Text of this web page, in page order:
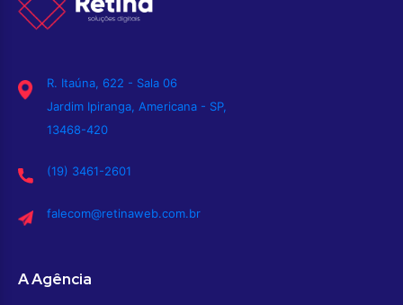
R. Itaúna, 622 - Sala 06
Jardim Ipiranga, Americana - SP,
13468-420
(19) 3461-2601
falecom@retinaweb.com.br
A Agência